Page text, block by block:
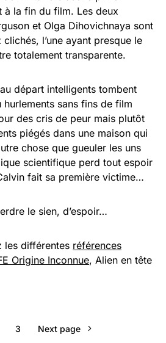
à la fin du film. Les deux
et Olga Dihovichnaya sont
l’une ayant presque le
totalement transparente.
départ intelligents tombent
sans fins de film
des cris de peur mais plutôt
piégés dans une maison qui
chose que gueuler les uns
scientifique perd tout espoir
fait sa première victime…
le sien, d’espoir…
les différentes références
Origine Inconnue, Alien en tête
3 Next page